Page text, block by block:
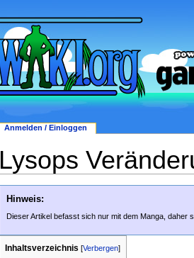
Lysops
Hinweis:
Dieser Artikel befasst sich nur mit dem Manga,
Inhaltsverzeichnis [Verbergen]
Anmelden / Einloggen